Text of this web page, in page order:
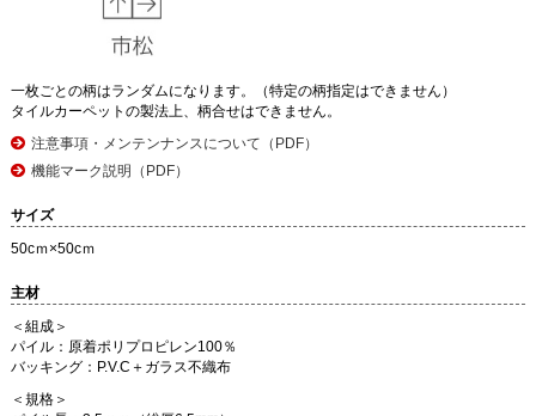
一枚ごとの柄はランダムになります。（特定の柄指定はできません）
タイルカーペットの製法上、柄合せはできません。
注意事項・メンテンナンスについて（PDF）
機能マーク説明（PDF）
サイズ
50cｍ×50cｍ
主材
＜組成＞
パイル：原着ポリプロピレン100％
バッキング：P.V.C＋ガラス不織布
＜規格＞